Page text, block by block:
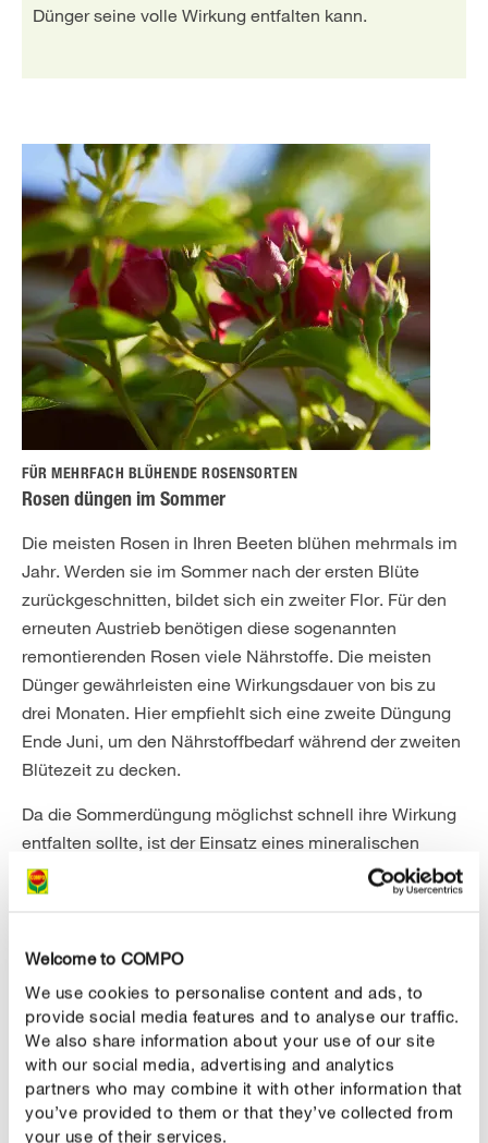
Welcome to COMPO
We use cookies to personalise content and ads, to
provide social media features and to analyse our traffic.
We also share information about your use of our site
with our social media, advertising and analytics
partners who may combine it with other information that
you’ve provided to them or that they’ve collected from
your use of their services.
Dünger seine volle Wirkung entfalten kann.
FÜR MEHRFACH BLÜHENDE ROSENSORTEN
Rosen düngen im Sommer
Die meisten Rosen in Ihren Beeten blühen mehrmals im
Jahr. Werden sie im Sommer nach der ersten Blüte
zurückgeschnitten, bildet sich ein zweiter Flor. Für den
erneuten Austrieb benötigen diese sogenannten
remontierenden Rosen viele Nährstoffe. Die meisten
Dünger gewährleisten eine Wirkungsdauer von bis zu
drei Monaten. Hier empfiehlt sich eine zweite Düngung
Ende Juni, um den Nährstoffbedarf während der zweiten
Blütezeit zu decken.
Da die Sommerdüngung möglichst schnell ihre Wirkung
entfalten sollte, ist der Einsatz eines mineralischen
Düngers mit geringer Wirkungsdauer und einem hohen
Kaliumanteil optimal - wie beispielsweise der
COMPO
Düngergabe nicht zu hoch dosiert wird. Denn der
Neuaustrieb, den die Rose im Sommer ausbildet ist
anfangs noch sehr zart und damit er bis zum Winter die
notwendige Frosthärte entwickeln kann, braucht es
ausreichend Zeit. Düngen Sie Beetrosen deshalb nicht
zu spät – die letzte Stickstoffdüngung sollten Sie bis
spätestens Mitte Juli vornehmen.